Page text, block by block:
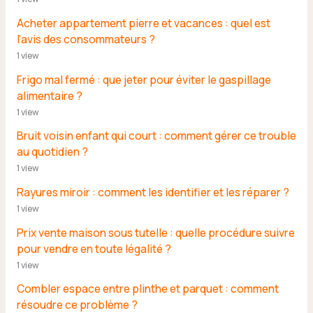
Acheter appartement pierre et vacances : quel est
l’avis des consommateurs ?
1 view
Frigo mal fermé : que jeter pour éviter le gaspillage
alimentaire ?
1 view
Bruit voisin enfant qui court : comment gérer ce trouble
au quotidien ?
1 view
Rayures miroir : comment les identifier et les réparer ?
1 view
Prix vente maison sous tutelle : quelle procédure suivre
pour vendre en toute légalité ?
1 view
Combler espace entre plinthe et parquet : comment
résoudre ce problème ?